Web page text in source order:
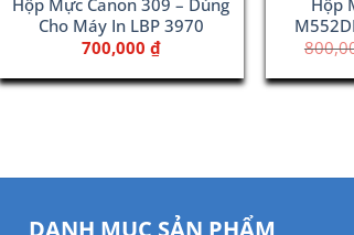
Cho Máy In LBP 3970
700,000 ₫
DANH MỤC SẢN PHẨM